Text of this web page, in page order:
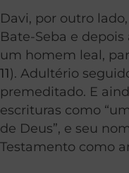
Davi, por outro
Bate-Seba e
um homem leal,
11). Adultério
premeditado. E
escrituras como
de Deus”, e seu
Testamento como